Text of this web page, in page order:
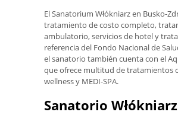
El Sanatorium Włókniarz en Busko-
tratamiento de costo completo,
ambulatorio, servicios de hotel y
referencia del Fondo Nacional de
el sanatorio también cuenta con el
que ofrece multitud de tratamientos
wellness y MEDI-SPA.
Sanatorio